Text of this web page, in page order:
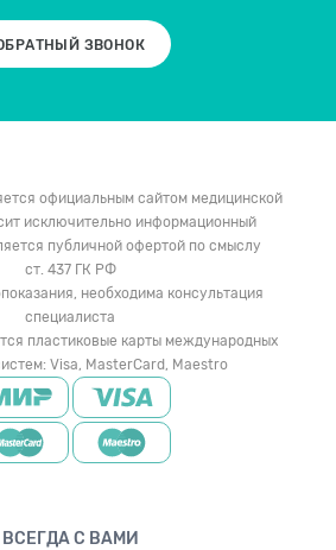
ЗВОНОК
официальным сайтом медицинской
исключительно информационный
публичной офертой по смыслу
ст. 437 ГК РФ
необходима консультация
специалиста
пластиковые карты международных
Visa, MasterCard, Maestro
ВСЕГДА С ВАМИ